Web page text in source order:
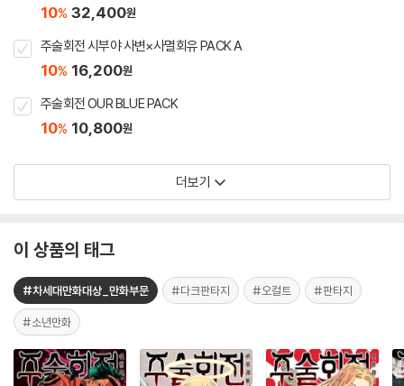
10% 32,400원
주술회전 시부야 사변×사멸회유 PACK A
10% 16,200원
주술회전 OUR BLUE PACK
10% 10,800원
더보기
이 상품의 태그
#차세대만화대상_만화부문 #다크판타지 #오컬트 #판타지
#소년만화